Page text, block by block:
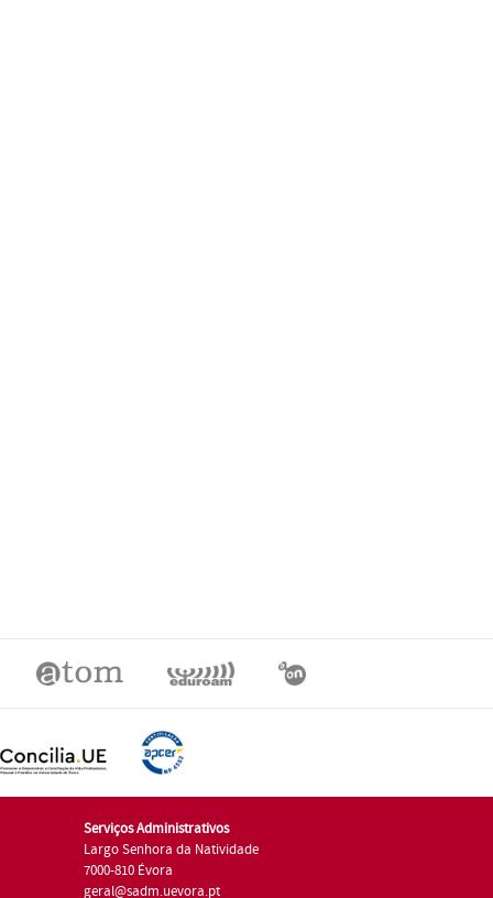
Serviços Administrativos
Largo Senhora da Natividade
7000-810 Évora
geral@sadm.uevora.pt